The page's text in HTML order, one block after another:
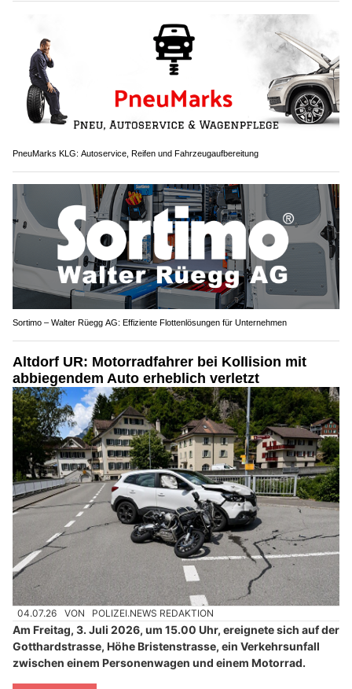
PneuMarks KLG: Autoservice, Reifen und Fahrzeugaufbereitung
Sortimo – Walter Rüegg AG: Effiziente Flottenlösungen für Unternehmen
Altdorf UR: Motorradfahrer bei Kollision mit
abbiegendem Auto erheblich verletzt
04.07.26 VON POLIZEI.NEWS REDAKTION
Am Freitag, 3. Juli 2026, um 15.00 Uhr, ereignete sich auf der
Gotthardstrasse, Höhe Bristenstrasse, ein Verkehrsunfall
zwischen einem Personenwagen und einem Motorrad.